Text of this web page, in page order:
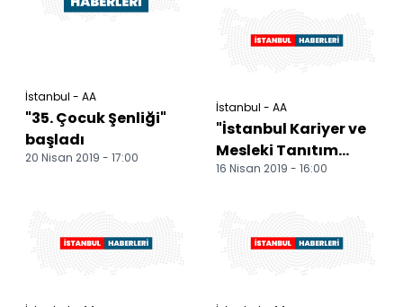
İstanbul - AA
"35. Çocuk Şenliği"
başladı
20 Nisan 2019 - 17:00
İstanbul - AA
"İstanbul Kariyer ve
Mesleki Tanıtım
Fuarı"
16 Nisan 2019 - 16:00